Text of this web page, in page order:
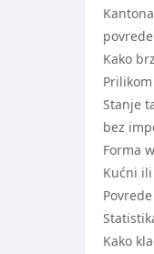
Kako
Stanje
bez
Forma
Kućni
Kako